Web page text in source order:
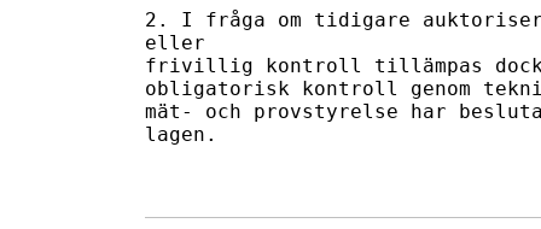
2. I fråga om tidigare
eller
frivillig kontroll tillämpas dock
obligatorisk kontroll genom
mät- och provstyrelse har
lagen.